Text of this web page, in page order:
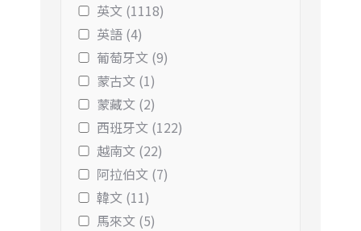
英文 (1118)
英語 (4)
葡萄牙文 (9)
蒙古文 (1)
蒙藏文 (2)
西班牙文 (122)
越南文 (22)
阿拉伯文 (7)
韓文 (11)
馬來文 (5)